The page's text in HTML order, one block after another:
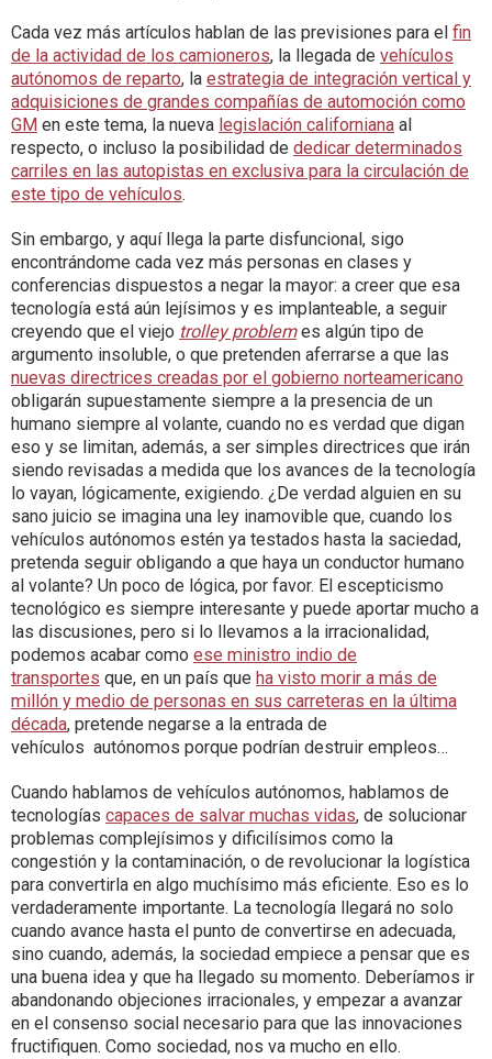
Cada vez más artículos hablan de las previsiones para el fin
de la actividad de los camioneros, la llegada de vehículos
autónomos de reparto, la estrategia de integración vertical y
adquisiciones de grandes compañías de automoción como
GM en este tema, la nueva legislación californiana al
respecto, o incluso la posibilidad de dedicar determinados
carriles en las autopistas en exclusiva para la circulación de
este tipo de vehículos.
Sin embargo, y aquí llega la parte disfuncional, sigo
encontrándome cada vez más personas en clases y
conferencias dispuestos a negar la mayor: a creer que esa
tecnología está aún lejísimos y es implanteable, a seguir
creyendo que el viejo trolley problemes algún tipo de
argumento insoluble, o que pretenden aferrarse a que las
nuevas directrices creadas por el gobierno norteamericano
obligarán supuestamente siempre a la presencia de un
humano siempre al volante, cuando no es verdad que digan
eso y se limitan, además, a ser simples directrices que irán
siendo revisadas a medida que los avances de la tecnología
lo vayan, lógicamente, exigiendo. ¿De verdad alguien en su
sano juicio se imagina una ley inamovible que, cuando los
vehículos autónomos estén ya testados hasta la saciedad,
pretenda seguir obligando a que haya un conductor humano
al volante? Un poco de lógica, por favor. El escepticismo
tecnológico es siempre interesante y puede aportar mucho a
las discusiones, pero si lo llevamos a la irracionalidad,
podemos acabar como ese ministro indio de
transportes que, en un país que ha visto morir a más de
millón y medio de personas en sus carreteras en la última
década, pretende negarse a la entrada de
vehículos autónomos porque podrían destruir empleos…
Cuando hablamos de vehículos autónomos, hablamos de
tecnologías capaces de salvar muchas vidas, de solucionar
problemas complejísimos y dificilísimos como la
congestión y la contaminación, o de revolucionar la logística
para convertirla en algo muchísimo más eficiente. Eso es lo
verdaderamente importante. La tecnología llegará no solo
cuando avance hasta el punto de convertirse en adecuada,
sino cuando, además, la sociedad empiece a pensar que es
una buena idea y que ha llegado su momento. Deberíamos ir
abandonando objeciones irracionales, y empezar a avanzar
en el consenso social necesario para que las innovaciones
fructifiquen. Como sociedad, nos va mucho en ello.